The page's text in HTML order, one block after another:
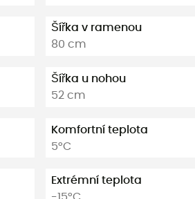
Šířka v ramenou
80 cm
Šířka u nohou
52 cm
Komfortní teplota
5°C
Extrémní teplota